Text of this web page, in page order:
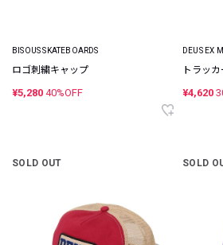
BISOUS SKATEBOARDS
ロゴ刺繍キャップ
¥5,280 40%OFF
DEUS EX
トラッ
¥4,620
SOLD OUT SOLD